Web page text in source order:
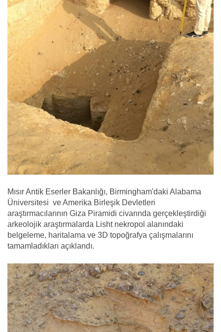
Mısır Antik Eserler Bakanlığı, Birmingham'daki Alabama
Üniversitesi ve Amerika Birleşik Devletleri
araştırmacılarının Giza Piramidi civarında gerçekleştirdiği
arkeolojik araştırmalarda Lisht nekropol alanındaki
belgeleme, haritalama ve 3D topoğrafya çalışmalarını
tamamladıkları açıklandı.